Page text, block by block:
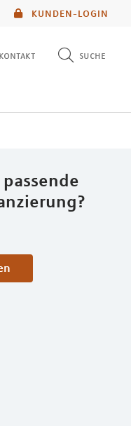
KUNDEN-LOGIN
kontakt suche